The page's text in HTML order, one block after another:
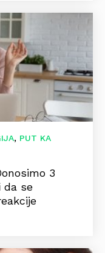
, PUT KA
3
da se